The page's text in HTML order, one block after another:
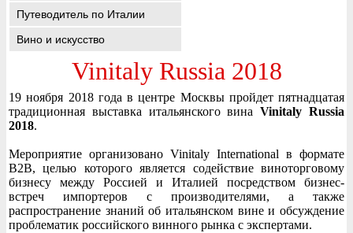
Путеводитель по Италии
Вино и искусство
Vinitaly Russia 2018
19 ноября 2018 года в центре Москвы пройдет пятнадцатая
традиционная выставка итальянского винаVinitaly Russia
2018.
Мероприятие организовано Vinitaly International в формате
B2B, целью которого является содействие виноторговому
бизнесу между Россией и Италией посредством бизнес-
встреч импортеров с производителями, а также
распространение знаний об итальянском вине и обсуждение
проблематик российского винного рынка с экспертами.